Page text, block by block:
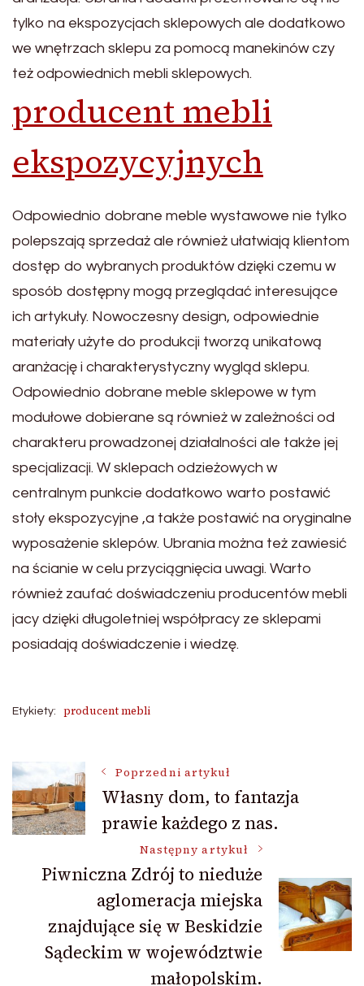
tylko na ekspozycjach sklepowych ale dodatkowo
we wnętrzach sklepu za pomocą manekinów czy
też odpowiednich mebli sklepowych.
producent mebli
ekspozycyjnych
Odpowiednio dobrane meble wystawowe nie tylko
polepszają sprzedaż ale również ułatwiają klientom
dostęp do wybranych produktów dzięki czemu w
sposób dostępny mogą przeglądać interesujące
ich artykuły. Nowoczesny design, odpowiednie
materiały użyte do produkcji tworzą unikatową
aranżację i charakterystyczny wygląd sklepu.
Odpowiednio dobrane meble sklepowe w tym
modułowe dobierane są również w zależności od
charakteru prowadzonej działalności ale także jej
specjalizacji. W sklepach odzieżowych w
centralnym punkcie dodatkowo warto postawić
stoły ekspozycyjne ,a także postawić na oryginalne
wyposażenie sklepów. Ubrania można też zawiesić
na ścianie w celu przyciągnięcia uwagi. Warto
również zaufać doświadczeniu producentów mebli
jacy dzięki długoletniej współpracy ze sklepami
posiadają doświadczenie i wiedzę.
Etykiety: producent mebli
Nawigacja
wpisu
Poprzedni artykuł
Własny dom, to fantazja
prawie każdego z nas.
Następny artykuł
Piwniczna Zdrój to nieduże
aglomeracja miejska
znajdujące się w Beskidzie
Sądeckim w województwie
małopolskim.